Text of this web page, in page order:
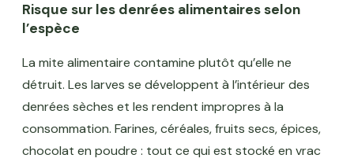
Risque sur les denrées alimentaires selon
l’espèce
La mite alimentaire contamine plutôt qu’elle ne
détruit. Les larves se développent à l’intérieur des
denrées sèches et les rendent impropres à la
consommation. Farines, céréales, fruits secs, épices,
chocolat en poudre : tout ce qui est stocké en vrac